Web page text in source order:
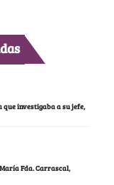
que investigaba a su jefe,
Fda. Carrascal,